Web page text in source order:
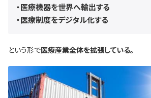
・医療機器を世界へ輸出する
・医療制度をデジタル化する
という形で医療産業全体を拡張している。